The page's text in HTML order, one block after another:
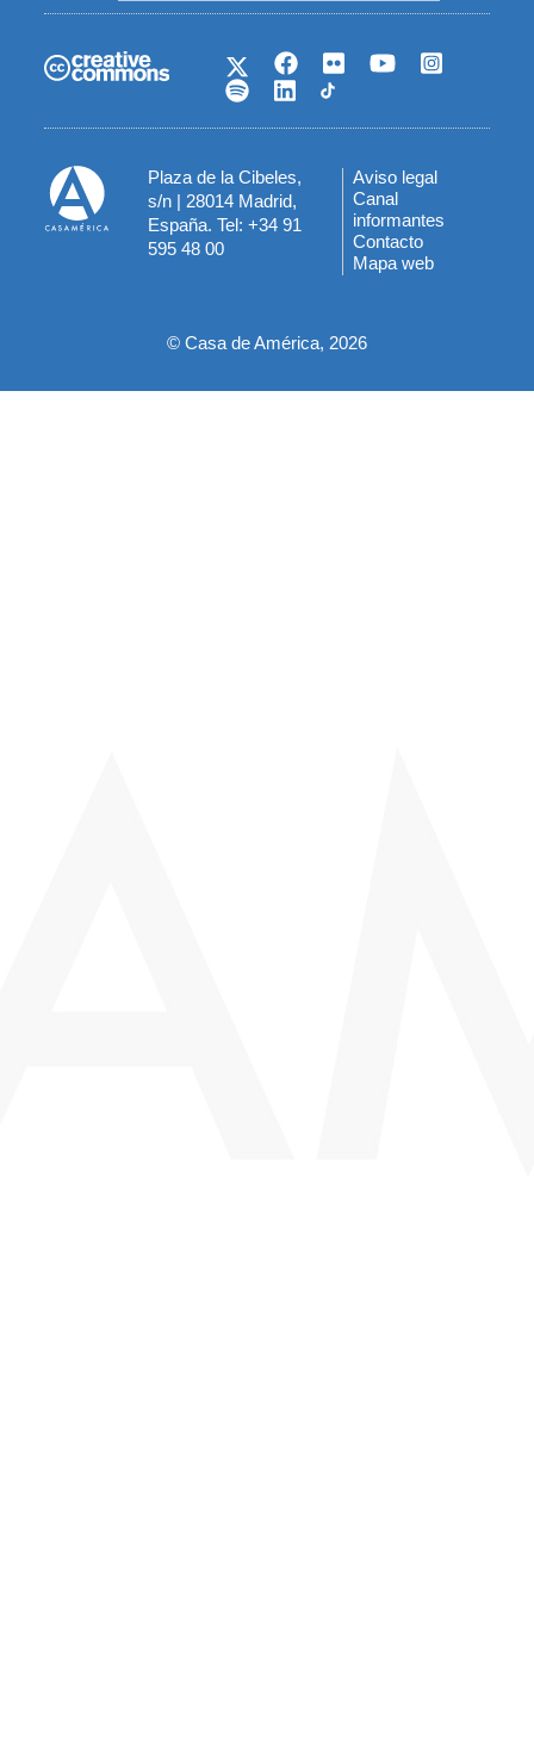
Plaza de la Cibeles,
s/n | 28014 Madrid,
España. Tel: +34 91
595 48 00
Menú
del
pie
Aviso legal
Canal
informantes
Contacto
Mapa web
© Casa de América, 2026